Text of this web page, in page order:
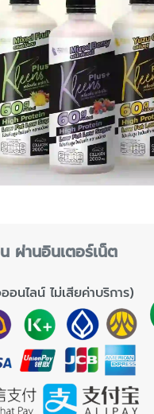
น ผ่านอินเตอร์เน็ต
อนไลน์ ไม่เสียค่าบริการ)